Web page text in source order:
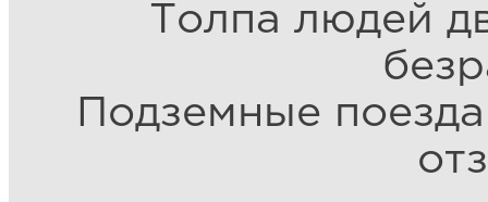
Толпа людей
Подземные